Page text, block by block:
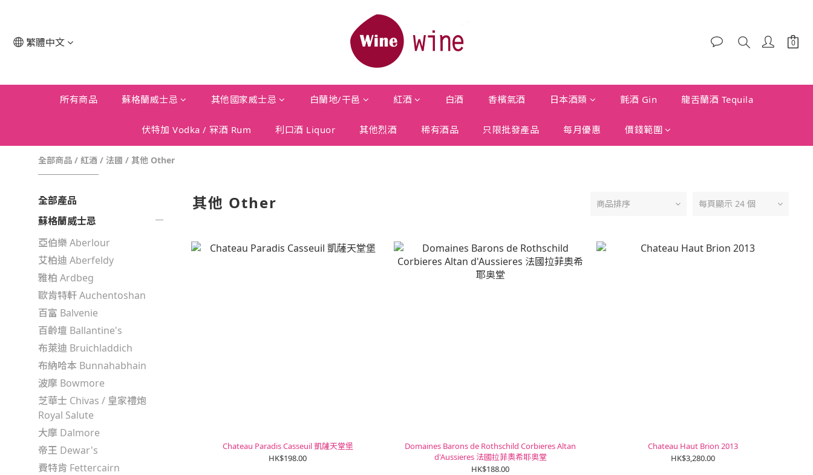
繁體中文
所有商品 蘇格蘭威士忌 其他國家威士忌 白蘭地/干邑 紅酒 白酒 香檳氣酒 日本酒類 氈酒 Gin 龍舌蘭酒 Tequila
伏特加 Vodka / 冧酒 Rum 利口酒 Liquor 其他烈酒 稀有酒品 只限批發產品 每月優惠 價錢範圍
全部商品 / 紅酒 / 法國 / 其他 Other
全部產品
蘇格蘭威士忌
亞伯樂 Aberlour
艾柏迪 Aberfeldy
雅柏 Ardbeg
歐肯特軒 Auchentoshan
百富 Balvenie
百齡壇 Ballantine's
布萊迪 Bruichladdich
布納哈本 Bunnahabhain
波摩 Bowmore
芝華士 Chivas / 皇家禮炮
Royal Salute
大摩 Dalmore
帝王 Dewar's
費特肯 Fettercairn
其他 Other 商品排序 每頁顯示 24 個
Chateau Paradis Casseuil 凱薩天堂堡
HK$198.00
Domaines Barons de Rothschild Corbieres Altan
d'Aussieres 法國拉菲奧希耶奥堂
HK$188.00
Chateau Haut Brion 2013
HK$3,280.00